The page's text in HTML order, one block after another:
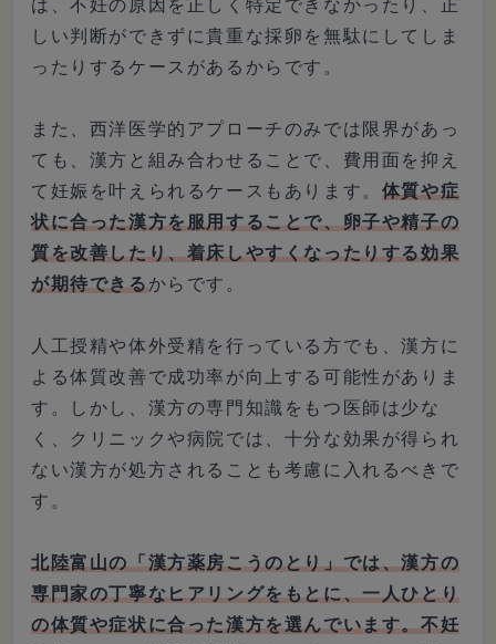
は、不妊の原因を正しく特定できなかったり、正
しい判断ができずに貴重な採卵を無駄にしてしま
ったりするケースがあるからです。
また、西洋医学的アプローチのみでは限界があっ
ても、漢方と組み合わせることで、費用面を抑え
て妊娠を叶えられるケースもあります。 体質や症
状に合った漢方を服用することで、卵子や精子の
質を改善したり、着床しやすくなったりする効果
が期待できるからです。
人工授精や体外受精を行っている方でも、漢方に
よる体質改善で成功率が向上する可能性がありま
す。しかし、漢方の専門知識をもつ医師は少な
く、クリニックや病院では、十分な効果が得られ
ない漢方が処方されることも考慮に入れるべきで
す。
北陸富山の「漢方薬房こうのとり」では、漢方の
専門家の丁寧なヒアリングをもとに、一人ひとり
の体質や症状に合った漢方を選んでいます。不妊